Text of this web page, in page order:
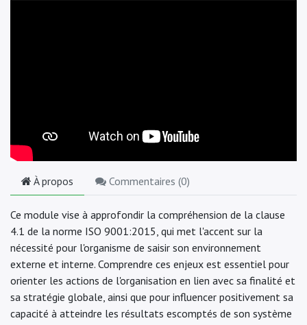
À propos Commentaires (0)
Ce module vise à approfondir la compréhension de la clause
4.1 de la norme ISO 9001:2015, qui met l'accent sur la
nécessité pour l'organisme de saisir son environnement
externe et interne. Comprendre ces enjeux est essentiel pour
orienter les actions de l'organisation en lien avec sa finalité et
sa stratégie globale, ainsi que pour influencer positivement sa
capacité à atteindre les résultats escomptés de son système